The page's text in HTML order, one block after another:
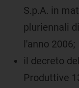
S.p.A. in
pluriennali
l'anno 2006;
il decreto
Produttive